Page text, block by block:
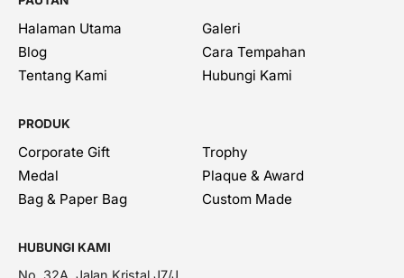
Halaman Utama
Galeri
Blog
Cara Tempahan
Tentang Kami
Hubungi Kami
PRODUK
Corporate Gift
Trophy
Medal
Plaque & Award
Bag & Paper Bag
Custom Made
HUBUNGI KAMI
No. 32A, Jalan Kristal J7/J,